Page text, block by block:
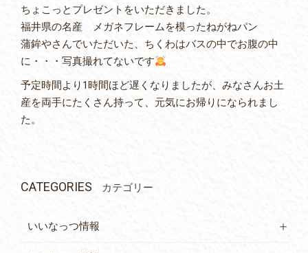
ちょこっとプレゼントをいただきました。
福井県の名産 メガネフレームを模ったねがねパン
蒲鉾やさんでいただいた、ちくわはバスの中でお腹の中
に・・・写真撮れてないです
予定時間より1時間ほど遅くなりましたが、みなさんお土
産を両手にたくさん持って、元気にお帰りになられまし
た。
CATEGORIES カテゴリー
いいなっつ情報